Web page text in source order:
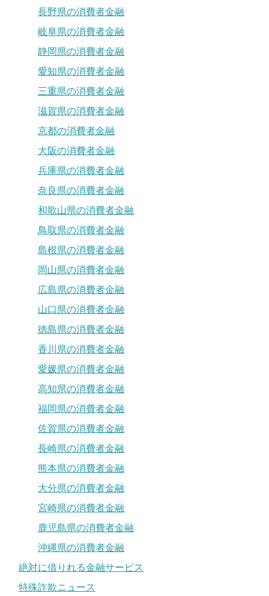
長野県の消費者金融
岐阜県の消費者金融
静岡県の消費者金融
愛知県の消費者金融
三重県の消費者金融
滋賀県の消費者金融
京都の消費者金融
大阪の消費者金融
兵庫県の消費者金融
奈良県の消費者金融
和歌山県の消費者金融
鳥取県の消費者金融
島根県の消費者金融
岡山県の消費者金融
広島県の消費者金融
山口県の消費者金融
徳島県の消費者金融
香川県の消費者金融
愛媛県の消費者金融
高知県の消費者金融
福岡県の消費者金融
佐賀県の消費者金融
長崎県の消費者金融
熊本県の消費者金融
大分県の消費者金融
宮崎県の消費者金融
鹿児島県の消費者金融
沖縄県の消費者金融
絶対に借りれる金融サービス
特殊詐欺ニュース